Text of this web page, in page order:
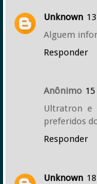
Unknown
Alguem
Responder
Anônimo
Ultratron e
preferidos
Responder
Unknown